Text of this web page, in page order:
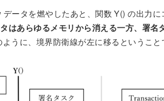
ータを燃やしたあと、関数 Y() の出力
はあらゆるメモリから消える一方、署名
うに、境界防衛線が左に移るということ